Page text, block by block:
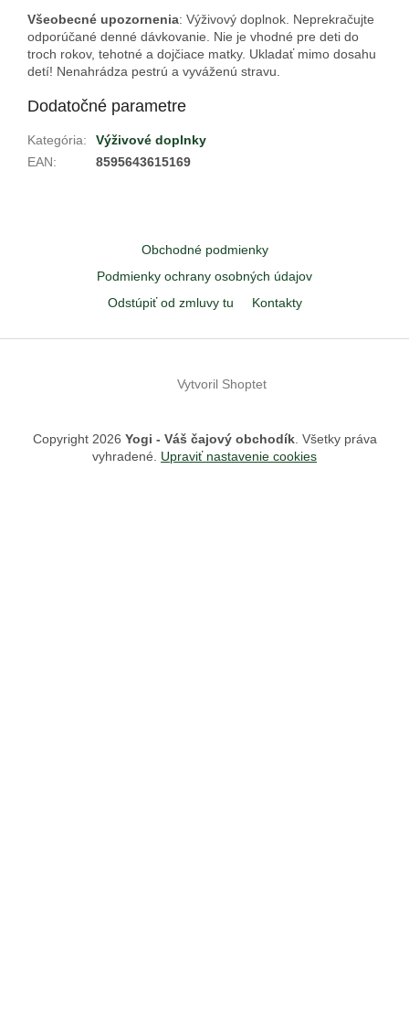
Všeobecné upozornenia: Výživový doplnok. Neprekračujte
odporúčané denné dávkovanie. Nie je vhodné pre deti do
troch rokov, tehotné a dojčiace matky. Ukladať mimo dosahu
detí! Nenahrádza pestrú a vyváženú stravu.
Dodatočné parametre
Kategória:
Výživové doplnky
EAN: 8595643615169
e
Obchodné podmienky
Podmienky ochrany osobných údajov
Odstúpiť od zmluvy tu
Kontakty
Vytvoril Shoptet
Copyright 2026 Yogi - Váš čajový obchodík. Všetky práva
vyhradené. Upraviť nastavenie cookies